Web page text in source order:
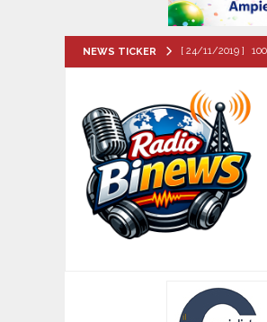
NEWS TICKER [ 24/11/2019 ]
[ 07/08/2026 ]
[ 07/08/2026 ]
[ 07/08/2026 ]
per tante e tanti”
[ 07/08/2026 ]
[ 07/08/2026 ]